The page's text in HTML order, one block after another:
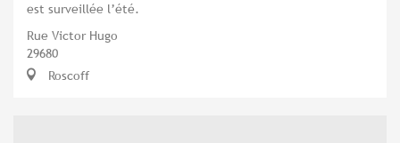
est surveillée l’été.
Rue Victor Hugo
29680
Roscoff